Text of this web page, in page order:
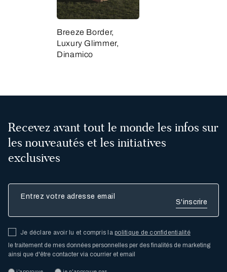
Breeze Border,
Luxury Glimmer,
Dinamico
Recevez avant tout le monde les infos sur
les nouveautés et les initiatives
exclusives
Je déclare avoir lu et compris lapolitique de confidentialité
le traitement de mes données personnelles per des finalités de marketing
ainsi que d'être contacter via courrier et email